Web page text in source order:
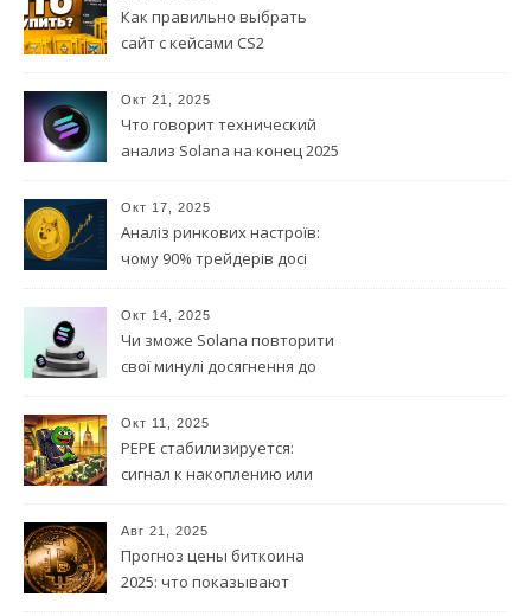
Как правильно выбрать
сайт с кейсами CS2
Окт 21, 2025
Что говорит технический
анализ Solana на конец 2025
Окт 17, 2025
Аналіз ринкових настроїв:
чому 90% трейдерів досі
Окт 14, 2025
Чи зможе Solana повторити
свої минулі досягнення до
Окт 11, 2025
PEPE стабилизируется:
сигнал к накоплению или
Авг 21, 2025
Прогноз цены биткоина
2025: что показывают